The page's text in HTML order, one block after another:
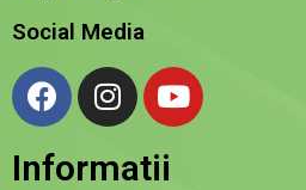
Social Media
Informatii